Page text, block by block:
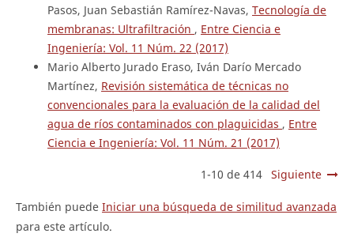
Pasos, Juan Sebastián Ramírez-Navas, Tecnología de
membranas: Ultrafiltración , Entre Ciencia e
Ingeniería: Vol. 11 Núm. 22 (2017)
Mario Alberto Jurado Eraso, Iván Darío Mercado
Martínez, Revisión sistemática de técnicas no
convencionales para la evaluación de la calidad del
agua de ríos contaminados con plaguicidas , Entre
Ciencia e Ingeniería: Vol. 11 Núm. 21 (2017)
1-10 de 414 Siguiente
También puede Iniciar una búsqueda de similitud avanzada
para este artículo.